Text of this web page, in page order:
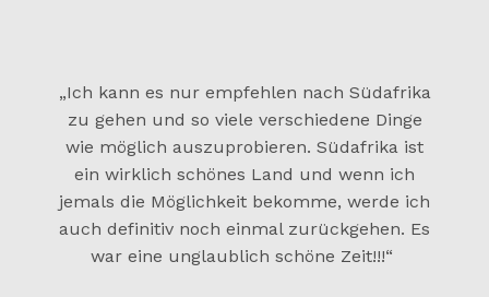
„Ich kann es nur empfehlen nach Südafrika
zu gehen und so viele verschiedene Dinge
wie möglich auszuprobieren. Südafrika ist
ein wirklich schönes Land und wenn ich
jemals die Möglichkeit bekomme, werde ich
auch definitiv noch einmal zurückgehen. Es
war eine unglaublich schöne Zeit!!!“